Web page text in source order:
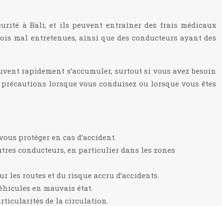
à Bali, et ils peuvent entraîner des frais médicaux
mal entretenues, ainsi que des conducteurs ayant des
rapidement s’accumuler, surtout si vous avez besoin
lorsque vous conduisez ou lorsque vous êtes
protéger en cas d’accident.
conducteurs, en particulier dans les zones
les routes et du risque accru d’accidents.
en mauvais état.
de la circulation.